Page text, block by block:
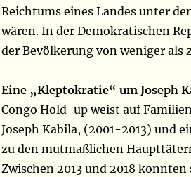
Reichtums eines Landes unter
wären. In der Demokratischen
der Bevölkerung von weniger als
Eine „Kleptokratie“ um Joseph
Congo Hold-up weist auf
Joseph Kabila, (2001-2013) und
zu den mutmaßlichen
Zwischen 2013 und 2018